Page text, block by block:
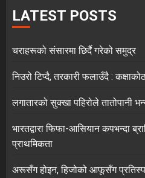
LATEST POSTS
चराहरूको संसारमा छिर्दै गरेको समुद्र
निउरो टिप्दै, तरकारी फलाउँदै :
लगातारको सुक्खा पहिरोले तातोपानी
भारतद्वारा फिफा-आसियान कपभन्दा
प्राथमिकता
अरूसँग होइन, हिजोको आफूसँग